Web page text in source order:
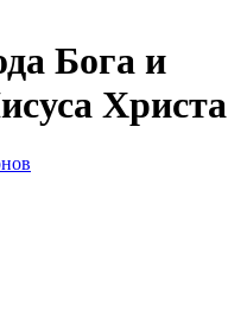
Бога и
Христа